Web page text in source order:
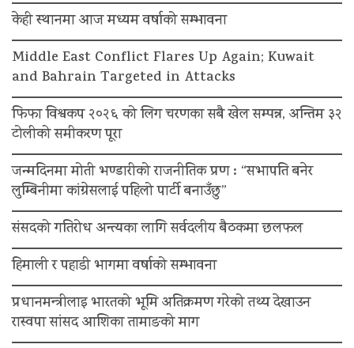
केही स्थानमा आज मध्यम वर्षाको सम्भावना
Middle East Conflict Flares Up Again; Kuwait
and Bahrain Targeted in Attacks
फिफा विश्वकप २०२६ को लिग चरणका सबै खेल सम्पन्न, अन्तिम ३२
टोलीको समीकरण पूरा
जन्मदिनमा मोती भण्डारीको राजनीतिक प्रण : “सभापति बनेर
लुम्बिनीमा कांग्रेसलाई पहिलो पार्टी बनाउँछु”
संसदको गतिरोध अन्त्यका लागि सर्वदलीय बैठकमा छलफल
हिमाली र पहाडी भागमा वर्षाको सम्भावना
प्रधानमन्त्रीलाइ भारतको भूमि अतिक्रमण गरेको तथ्य देखाउन
रास्वपा सांसद आशिका तामाङको माग